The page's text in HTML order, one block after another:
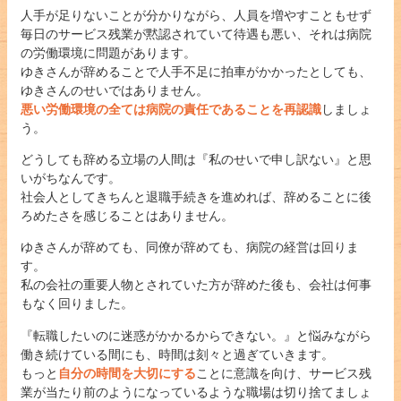
人手が足りないことが分かりながら、人員を増やすこともせず
毎日のサービス残業が黙認されていて待遇も悪い、それは病院
の労働環境に問題があります。
ゆきさんが辞めることで人手不足に拍車がかかったとしても、
ゆきさんのせいではありません。
悪い労働環境の全ては病院の責任であることを再認識しましょ
う。
どうしても辞める立場の人間は『私のせいで申し訳ない』と思
いがちなんです。
社会人としてきちんと退職手続きを進めれば、辞めることに後
ろめたさを感じることはありません。
ゆきさんが辞めても、同僚が辞めても、病院の経営は回りま
す。
私の会社の重要人物とされていた方が辞めた後も、会社は何事
もなく回りました。
『転職したいのに迷惑がかかるからできない。』と悩みながら
働き続けている間にも、時間は刻々と過ぎていきます。
もっと 自分の時間を大切にすることに意識を向け、サービス残
業が当たり前のようになっているような職場は切り捨てましょ